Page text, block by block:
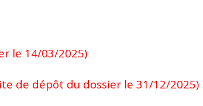
le 14/03/2025)
de dépôt du dossier le 31/12/2025)